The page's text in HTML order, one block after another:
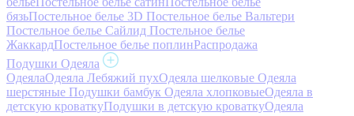
бязьПостельное белье 3D Постельное белье Вальтери
Постельное белье Сайлид Постельное белье
ЖаккардПостельное белье поплинРаспродажа
Подушки Одеяла
ОдеялаОдеяла Лебяжий пухОдеяла шелковые Одеяла
шерстяные Подушки бамбук Одеяла хлопковыеОдеяла в
детскую кроваткуПодушки в детскую кроваткуОдеяла